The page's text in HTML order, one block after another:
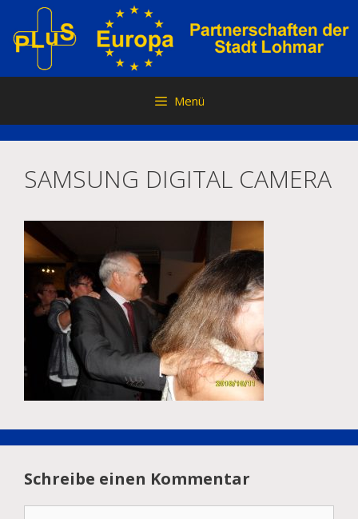
Inhalt
springen
Menü
SAMSUNG DIGITAL CAMERA
Schreibe einen Kommentar